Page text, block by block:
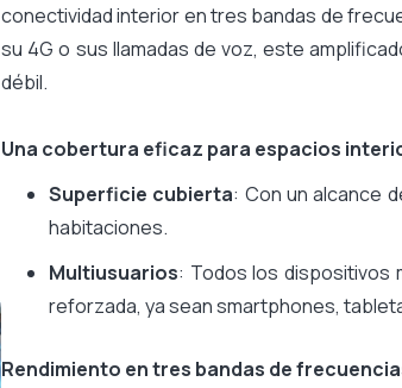
conectividad interior en tres bandas de
su 4G o sus llamadas de voz, este
débil.
Una cobertura eficaz para espacios
Superficie cubierta: Con un alcance
habitaciones.
Multiusuarios: Todos los dispositivos
reforzada, ya sean smartphones,
Rendimiento en tres bandas de